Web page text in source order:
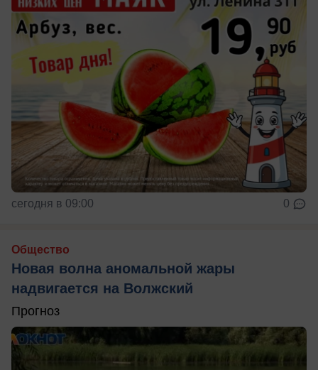
сегодня в 09:00 0
Общество
Новая волна аномальной жары
надвигается на Волжский
Прогноз